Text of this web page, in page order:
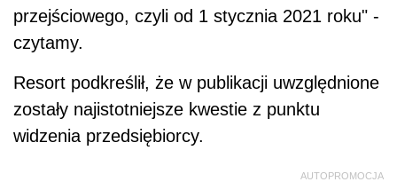
przejściowego, czyli od 1 stycznia 2021 roku" -
czytamy.
Resort podkreślił, że w publikacji uwzględnione
zostały najistotniejsze kwestie z punktu
widzenia przedsiębiorcy.
AUTOPROMOCJA